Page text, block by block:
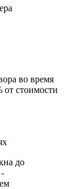
во время
от стоимости
до